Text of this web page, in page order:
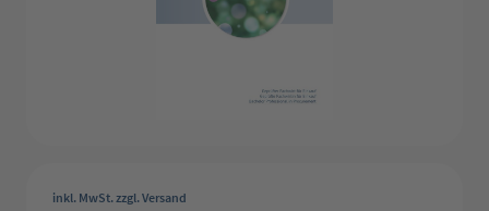
inkl. MwSt. zzgl. Versand